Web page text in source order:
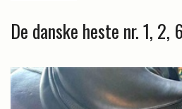
De danske heste nr. 1, 2,